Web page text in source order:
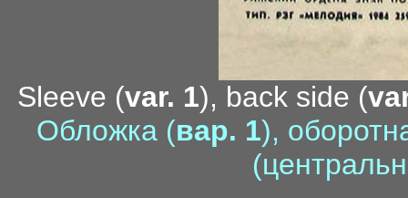
Sleeve (var. 1), back side (
Обложка (вар. 1),